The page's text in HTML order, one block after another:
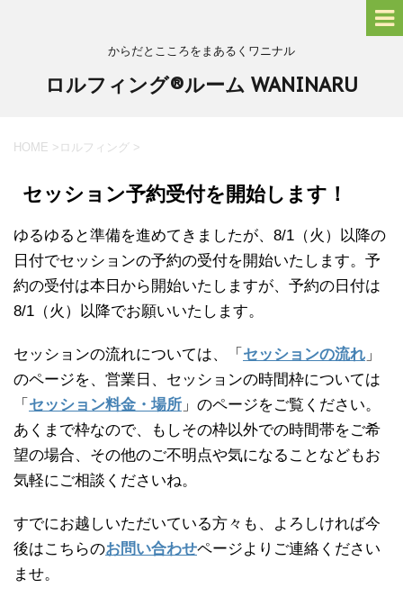
からだとこころをまあるくワニナル
ロルフィング®ルーム WANINARU
HOME > ロルフィング >
セッション予約受付を開始します！
ゆるゆると準備を進めてきましたが、8/1（火）以降の
日付でセッションの予約の受付を開始いたします。予
約の受付は本日から開始いたしますが、予約の日付は
8/1（火）以降でお願いいたします。
セッションの流れについては、「 セッションの流れ 」
のページを、営業日、セッションの時間枠については
「 セッション料金・場所 」のページをご覧ください。
あくまで枠なので、もしその枠以外での時間帯をご希
望の場合、その他のご不明点や気になることなどもお
気軽にご相談くださいね。
すでにお越しいただいている方々も、よろしければ今
後はこちらのお問い合わせページよりご連絡ください
ませ。